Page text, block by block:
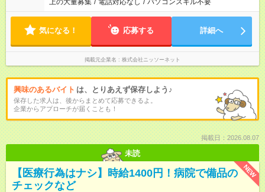
上の大量募集 / 電話対応なし / パソコンスキル不要
気になる！ 応募する 詳細へ
掲載元企業名 株式会社ニッソーネット
興味のあるバイト は、とりあえず保存しよう♪
保存した求人は、後からまとめて応募できるよ。
企業からアプローチが届くことも！
掲載日：2026.08.07
未読
NEW
【医療行為はナシ】時給1400円！病院で備品の
チェックなど